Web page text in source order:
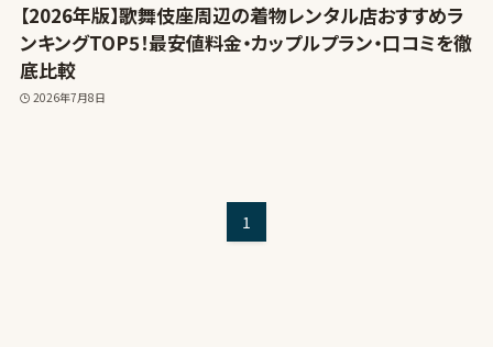
【2026年版】歌舞伎座周辺の着物レンタル店おすすめラ
ンキングTOP5！最安値料金・カップルプラン・口コミを徹
底比較
2026年7月8日
1